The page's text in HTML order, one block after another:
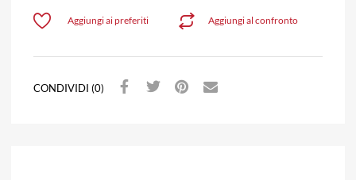
Aggiungi al confronto
Aggiungi ai preferiti
CONDIVIDI (0)